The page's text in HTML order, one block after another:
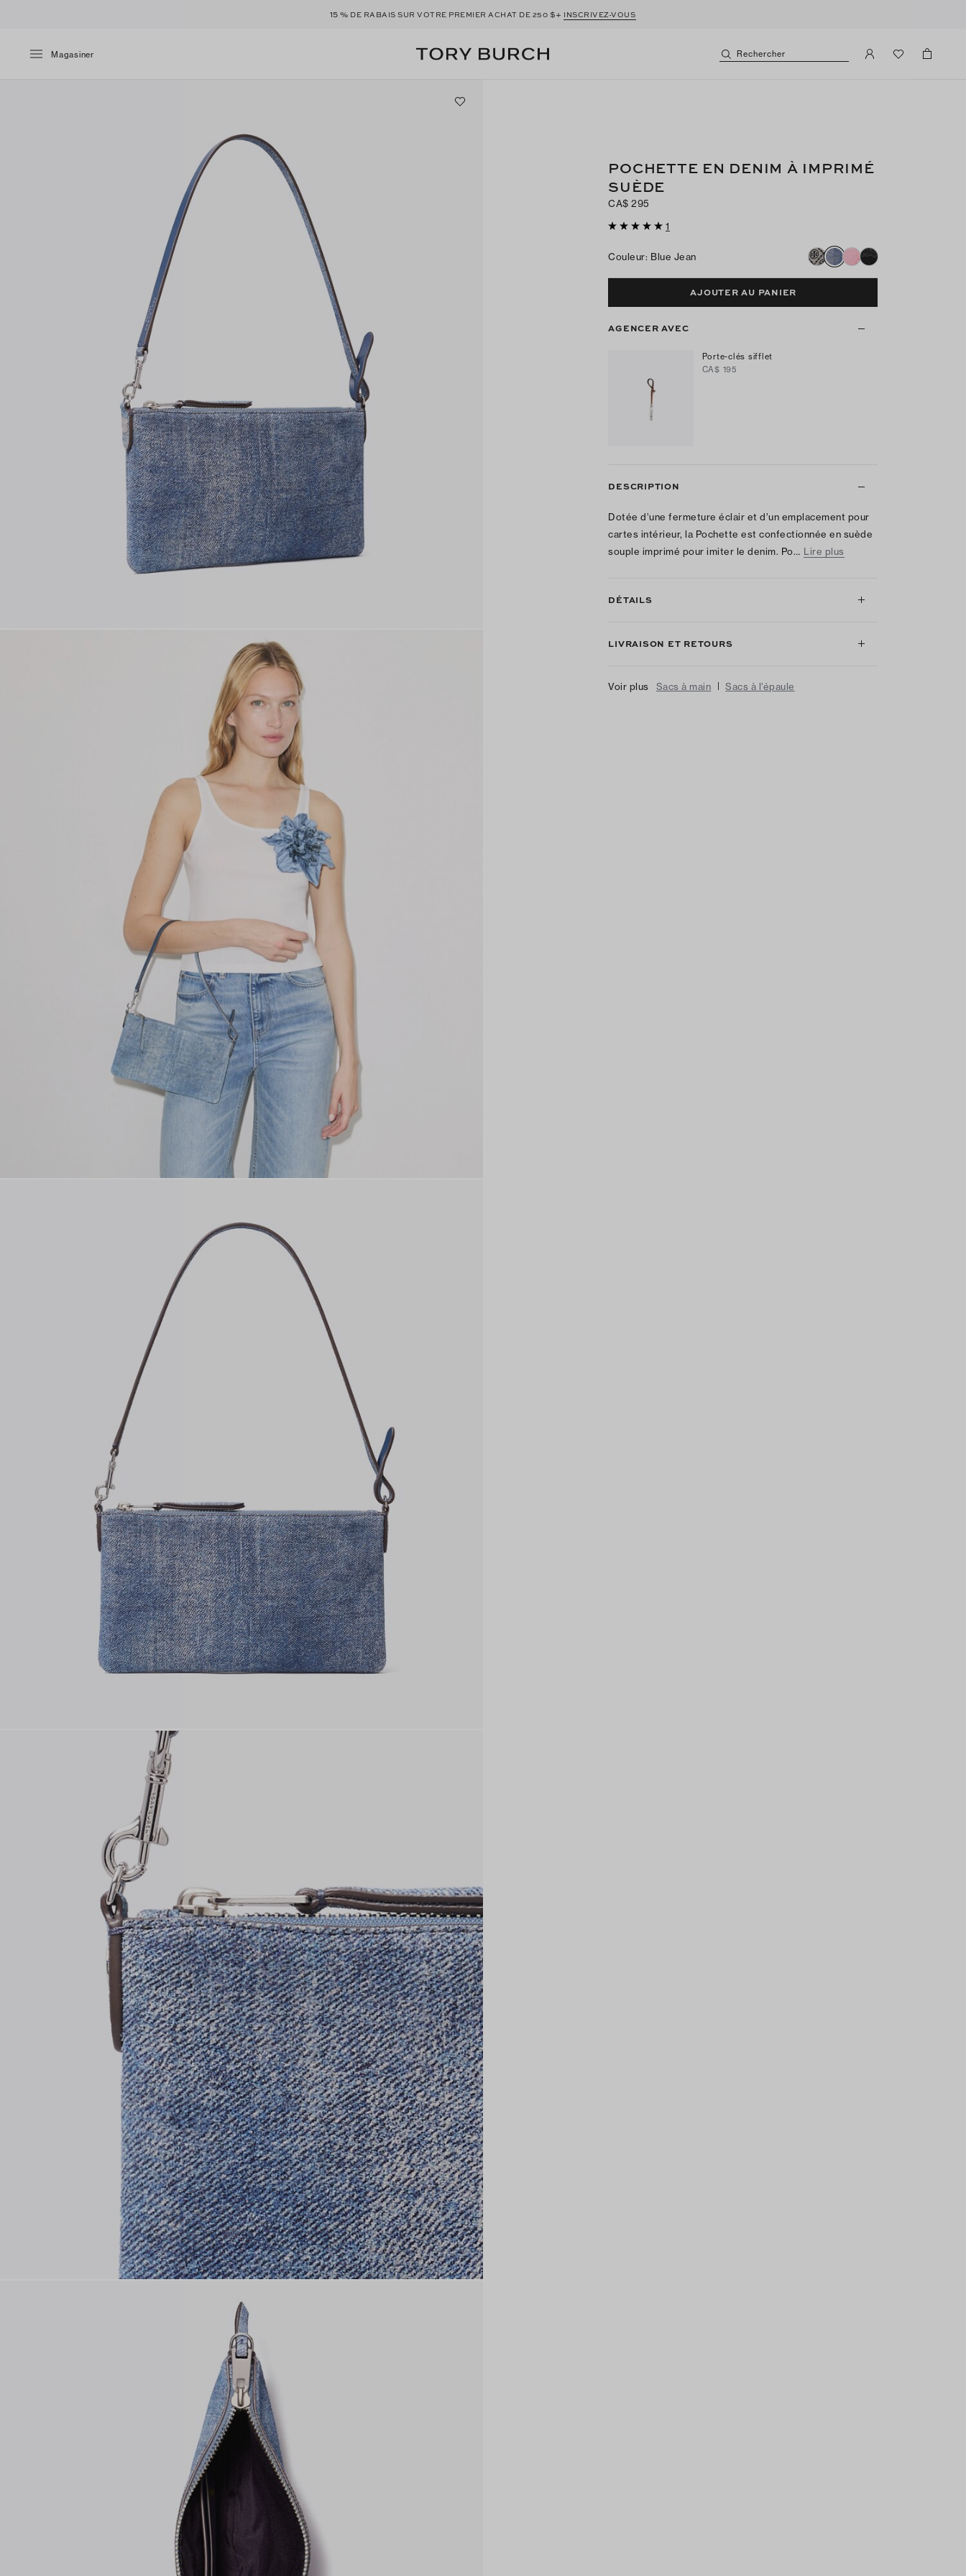
15 % DE RABAIS SUR VOTRE PREMIER ACHAT DE 250 $+ INSCRIVEZ-VOUS
Magasiner Rechercher
POCHETTE EN DENIM À IMPRIMÉ
SUÈDE
CA$ 295
1
Couleur: Blue Jean
AJOUTER AU PANIER
AGENCER AVEC
Porte-clés sifflet
CA$ 195
DESCRIPTION
Dotée d’une fermeture éclair et d’un emplacement pour
cartes intérieur, la Pochette est confectionnée en suède
souple imprimé pour imiter le denim. Po… Lire plus
DÉTAILS
LIVRAISON ET RETOURS
Voir plus Sacs à main Sacs à l’épaule